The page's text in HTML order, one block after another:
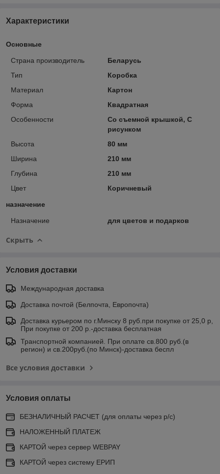
Характеристики
Основные
Страна производитель
Беларусь
Тип
Коробка
Материал
Картон
Форма
Квадратная
Особенности
Со съемной крышкой, С
рисунком
Высота
80 мм
Ширина
210 мм
Глубина
210 мм
Цвет
Коричневый
назначение
Назначение для цветов и подарков
Скрыть
Условия доставки
Международная доставка
Доставка почтой (Белпочта, Европочта)
Доставка курьером по г.Минску 8 руб.при покупке от 25,0 р,
При покупке от 200 р.-доставка бесплатная
Транспортной компанией. При оплате св.800 руб.(в
регион) и св.200руб.(по Минск)-доставка беспл
Все условия доставки
Условия оплаты
БЕЗНАЛИЧНЫЙ РАСЧЕТ (для оплаты через р/с)
НАЛОЖЕННЫЙ ПЛАТЕЖ
КАРТОЙ через сервер WEBPAY
КАРТОЙ через систему ЕРИП